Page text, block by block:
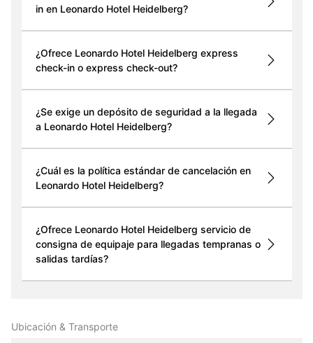
in en Leonardo Hotel Heidelberg?
¿Ofrece Leonardo Hotel Heidelberg express
check-in o express check-out?
¿Se exige un depósito de seguridad a la llegada
a Leonardo Hotel Heidelberg?
¿Cuál es la política estándar de cancelación en
Leonardo Hotel Heidelberg?
¿Ofrece Leonardo Hotel Heidelberg servicio de
consigna de equipaje para llegadas tempranas o
salidas tardías?
Ubicación & Transporte